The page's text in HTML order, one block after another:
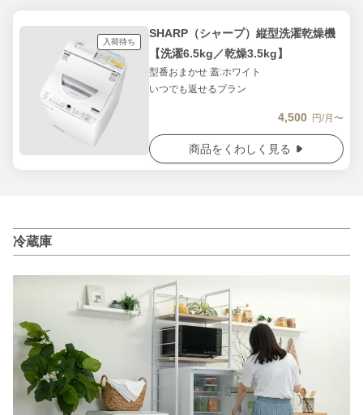
入荷待ち
SHARP（シャープ）縦型洗濯乾燥機
【洗濯6.5kg／乾燥3.5kg】
型番おまかせ 蓋:ホワイト
いつでも返せるプラン
4,500 円/月〜
商品をくわしく見る
冷蔵庫